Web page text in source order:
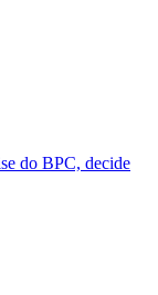
do BPC, decide